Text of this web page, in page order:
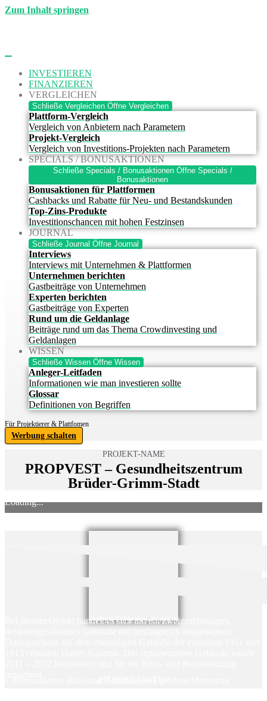
Zum Inhalt springen
INVESTIEREN
FINANZIEREN
VERGLEICHEN
Schließe Vergleichen Öffne Vergleichen
Plattform-Vergleich
Vergleich von Anbietern nach Parametern
Projekt-Vergleich
Vergleich von Investitions-Projekten nach Parametern
SPECIALS / BONUSAKTIONEN
Schließe Specials / Bonusaktionen Öffne Specials /
Bonusaktionen
Bonusaktionen für Plattformen
Cashbacks und Rabatte für Neu- und Bestandskunden
Top-Zins-Produkte
Investitionschancen mit hohen Festzinsen
JOURNAL
Schließe Journal Öffne Journal
Interviews
Interviews mit Unternehmen & Plattformen
Unternehmen berichten
Gastbeiträge von Unternehmen
Experten berichten
Gastbeiträge von Experten
Rund um die Geldanlage
Beiträge rund um das Thema Crowdinvesting und
Geldanlagen
WISSEN
Schließe Wissen Öffne Wissen
Anleger-Leitfaden
Informationen wie man investieren sollte
Glossar
Definitionen von Begriffen
Für Projektierer & Plattfomen
Werbung schalten
PROJEKT-NAME
PROPVEST – Gesundheitszentrum
Brüder-Grimm-Stadt
Loading...
INVESTITIONS-FOKUS
Bei diesem Objekt handelt es sich um ein zweigeschossiges,